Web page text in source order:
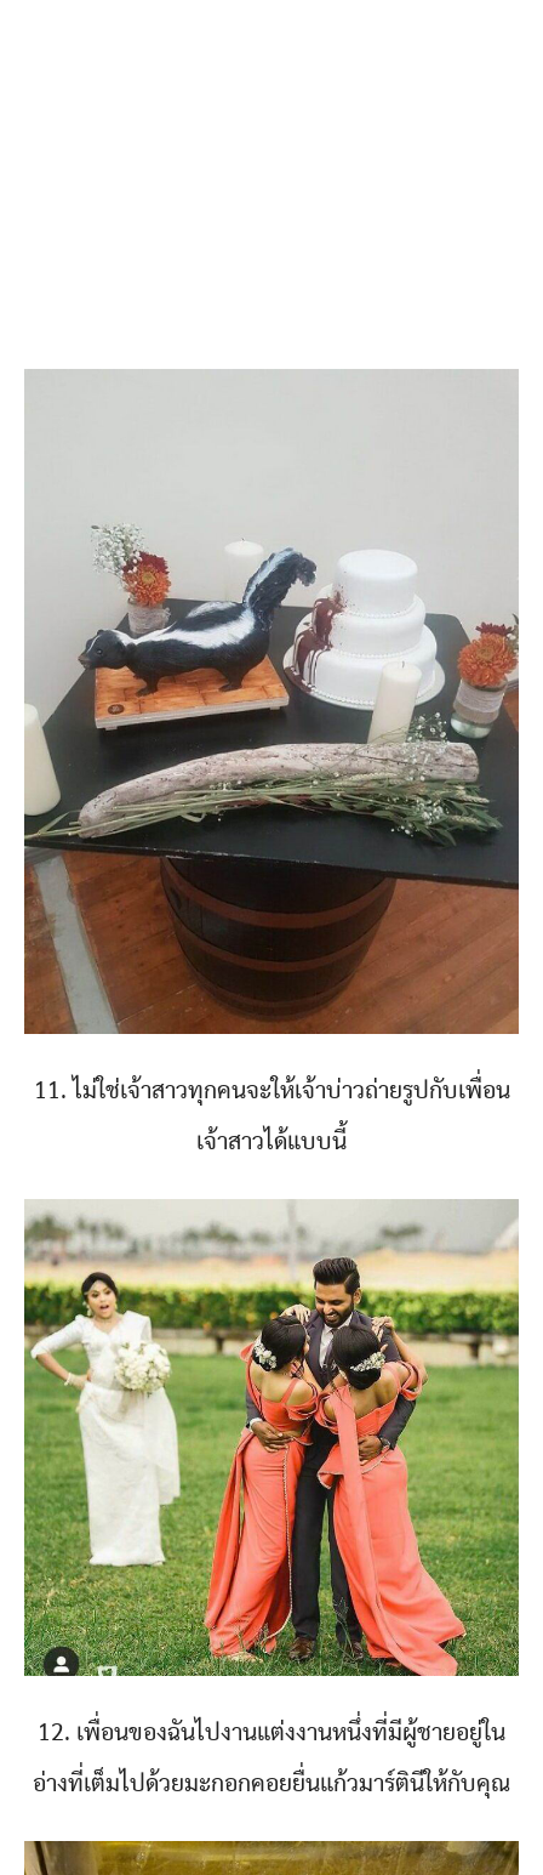
11. ไม่ใช่เจ้าสาวทุกคนจะให้เจ้าบ่าวถ่ายรูปกับเพื่อน
เจ้าสาวได้แบบนี้
12. เพื่อนของฉันไปงานแต่งงานหนึ่งที่มีผู้ชายอยู่ใน
อ่างที่เต็มไปด้วยมะกอกคอยยื่นแก้วมาร์ตินีให้กับคุณ